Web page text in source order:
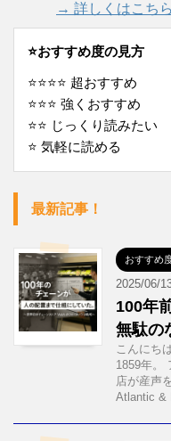
→ 詳しくはこちら
⭐️おすすめ度の見方
⭐️⭐️⭐️⭐️ 超おすすめ
⭐️⭐️⭐️ 強くおすすめ
⭐️⭐️ じっくり読みたい
⭐️ 気軽に読める
最新記事！
おすす
2025/06/
100年
無駄の
こんにち
1859年。
店が産声
Atlantic &